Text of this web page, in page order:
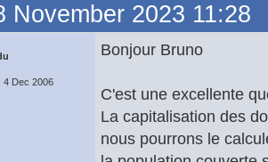
November 2023 11:28
4 Dec 2006
Bonjour Bruno
C'est une excellente
La capitalisation des
nous pourrons le